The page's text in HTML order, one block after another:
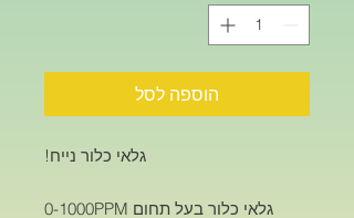
הוספה לסל
גלאי כלור נייח!
גלאי כלור בעל תחום 0-1000PPM